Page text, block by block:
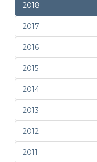
2018
2017
2016
2015
2014
2013
2012
2011